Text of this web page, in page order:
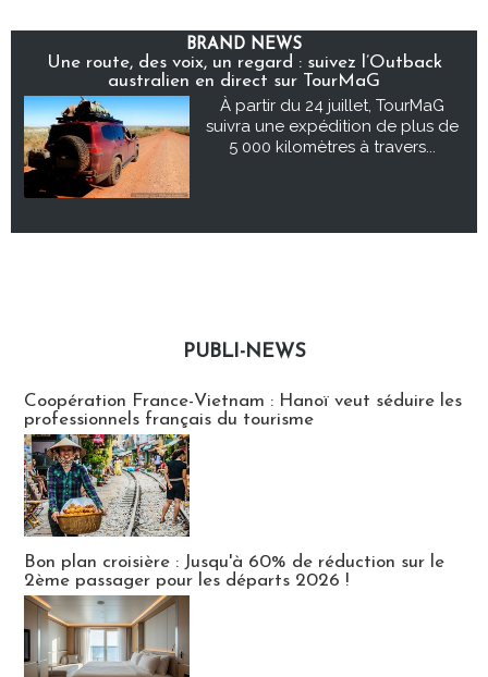
BRAND NEWS
Une route, des voix, un regard : suivez l’Outback
australien en direct sur TourMaG
À partir du 24 juillet, TourMaG
suivra une expédition de plus de
5 000 kilomètres à travers...
PUBLI-NEWS
Coopération France-Vietnam : Hanoï veut séduire les
professionnels français du tourisme
Bon plan croisière : Jusqu'à 60% de réduction sur le
2ème passager pour les départs 2026 !